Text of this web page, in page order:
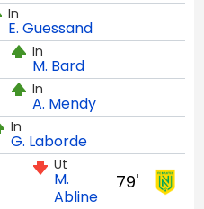
In
E. Guessand
In
M. Bard
In
A. Mendy
In
G. Laborde
79'
Ut
M.
Abline